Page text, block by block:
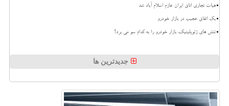
هیات تجاری اتاق ایران عازم اسلام آباد شد
بک اتفاق عجیب در بازار خودرو
تنش های ژئوپلیتیک، بازار خودرو را به کدام سو می برد؟
جدیدترین ها